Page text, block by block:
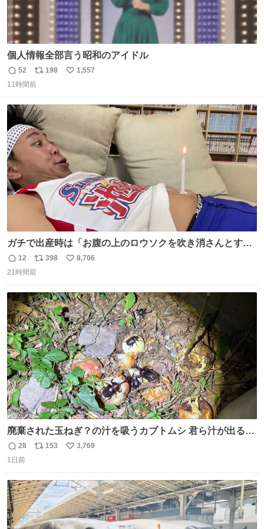
個人情報全部言う昭和のアイドル
返
信
52
リ
ポ
ト
数
198
い
数
1,557
11時間前
ガチで出産時は「お腹の上のロウソクを吹き消さんとする
サンシャイン池崎」だったし、お産後の股裂け状態でのト
イレは「とにかく明るい安村の体勢」が1番楽
返
信
12
リ
ポ
ト
数
398
い
数
8,706
21時間前
廃棄された玉ねぎ？の汁を吸うカブトムシ 君ら汁が出る植
物ならなんでもいいのかよ… まあ害虫だよねこりゃ 他には
カナブンや黒ゴキが来ていた
返
信
28
リ
ト
数
153
い
数
3,769
1日前